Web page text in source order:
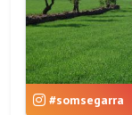
#somsegarra